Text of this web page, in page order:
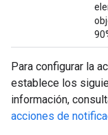
Para configurar la
establece los
información,
acciones de